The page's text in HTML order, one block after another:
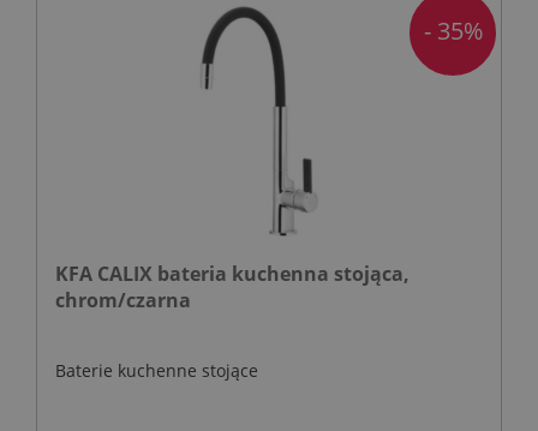
KFA CALIX bateria kuchenna stojąca,
chrom/czarna
Baterie kuchenne stojące
- 35%